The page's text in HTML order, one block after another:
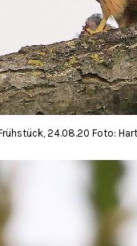
24.08.20 Foto: